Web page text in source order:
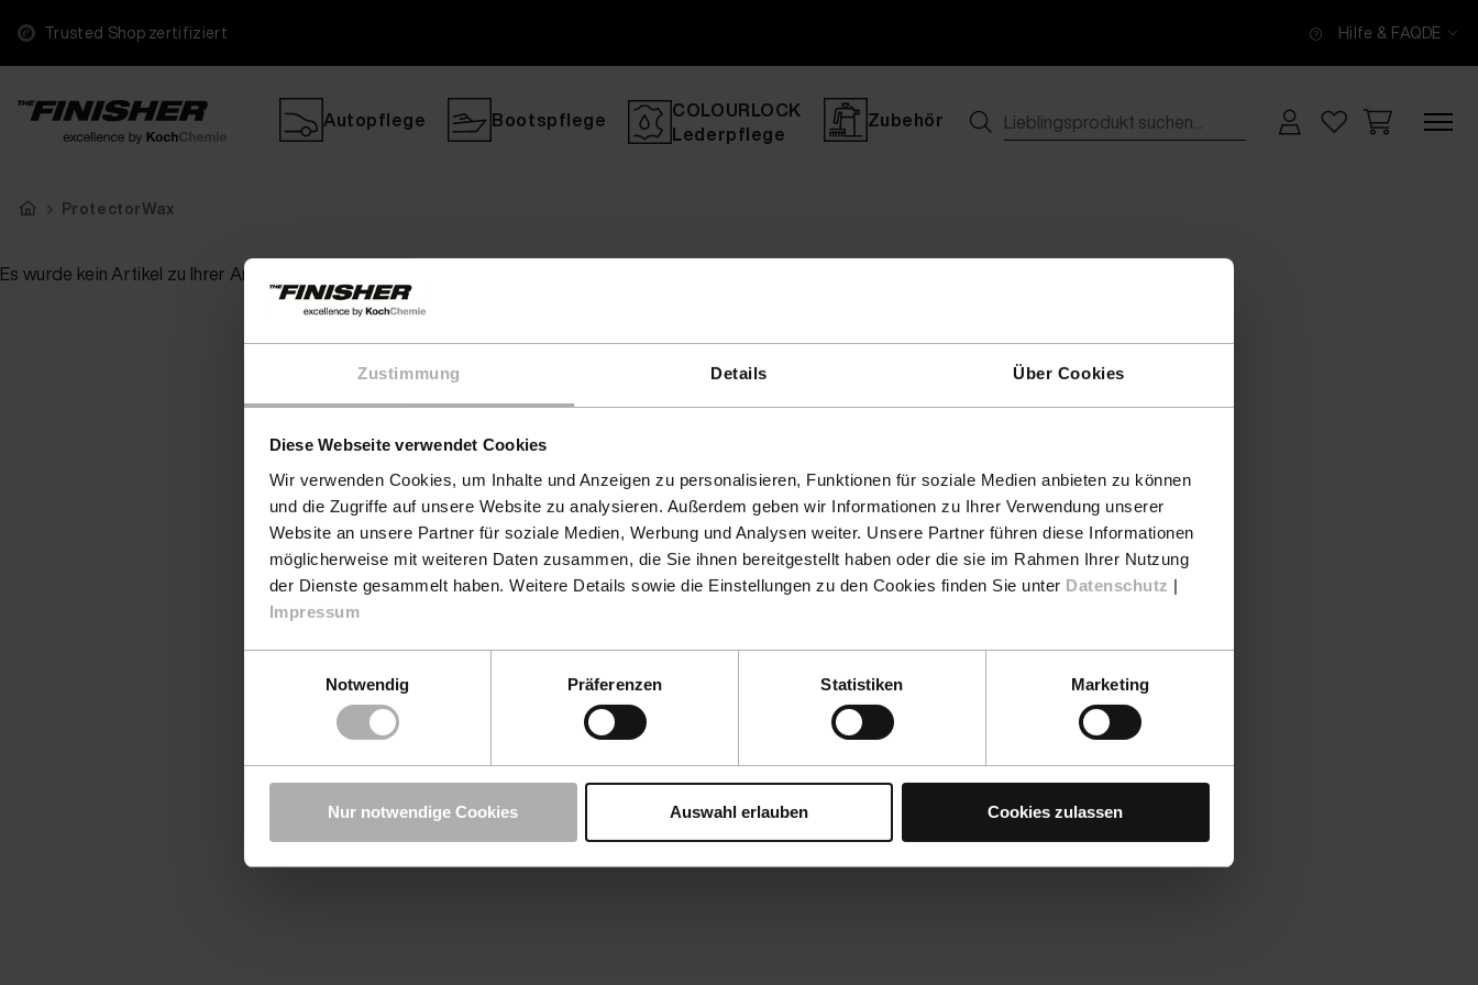
Zustimmung Details Über Cookies
Diese Webseite verwendet Cookies
Wir verwenden Cookies, um Inhalte und Anzeigen zu personalisieren, Funktionen für soziale Medien anbieten zu können
und die Zugriffe auf unsere Website zu analysieren. Außerdem geben wir Informationen zu Ihrer Verwendung unserer
Website an unsere Partner für soziale Medien, Werbung und Analysen weiter. Unsere Partner führen diese Informationen
möglicherweise mit weiteren Daten zusammen, die Sie ihnen bereitgestellt haben oder die sie im Rahmen Ihrer Nutzung
der Dienste gesammelt haben. Weitere Details sowie die Einstellungen zu den Cookies finden Sie unter Datenschutz |
Impressum
Notwendig
Präferenzen Statistiken Marketing
Nur notwendige Cookies Auswahl erlauben Cookies zulassen
Trusted Shop zertifiziert Hilfe & FAQDE
Autopflege Bootspflege
COLOURLOCK
Lederpflege
Zubehör
ProtectorWax
Es wurde kein Artikel zu Ihrer Anfrage gefunden